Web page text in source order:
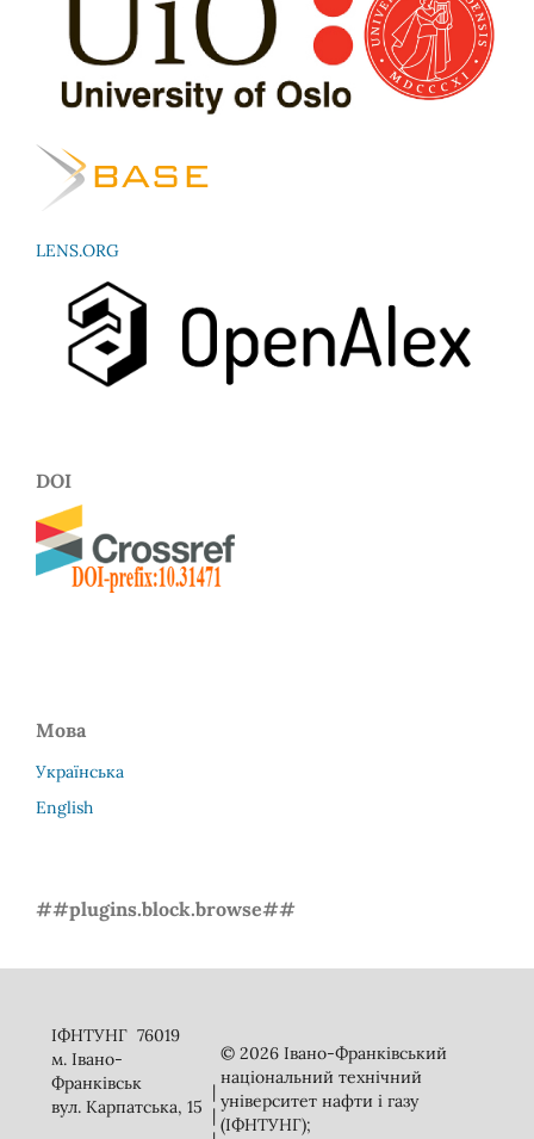
LENS.ORG
DOI
Мова
Українська
English
##plugins.block.browse##
ІФНТУНГ 76019
м. Івано-
Франківськ
вул. Карпатська, 15
|
|
© 2026 Івано-Франківський
національний технічний
університет нафти і газу
(ІФНТУНГ);